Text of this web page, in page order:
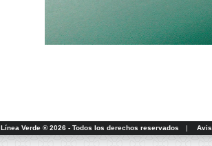
Línea Verde ® 2026 - Todos los derechos reservados |